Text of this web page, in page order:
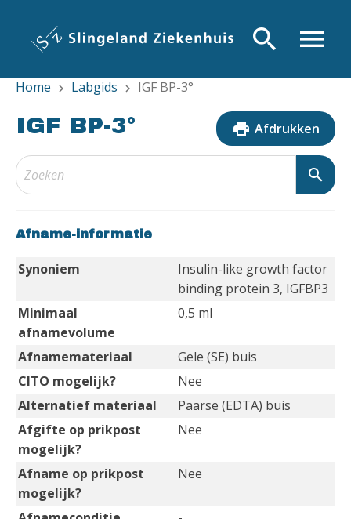
inhoud
menu
search
Home chevron_right Labgids chevron_right IGF BP-3°
IGF BP-3° print Afdrukken
search
Afname-informatie
Synoniem
Insulin-like growth factor
binding protein 3, IGFBP3
Minimaal
afnamevolume
0,5 ml
Afnamemateriaal
Gele (SE) buis
CITO mogelijk?
Nee
Alternatief materiaal
Paarse (EDTA) buis
Afgifte op prikpost
mogelijk?
Nee
Afname op prikpost
mogelijk?
Nee